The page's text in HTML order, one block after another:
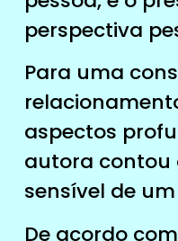
perspectiva
Para uma
aspectos
autora contou
sensível de um
De acordo